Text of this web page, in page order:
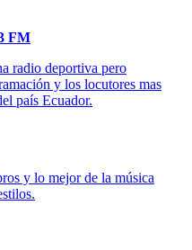
FM
radio deportiva pero
y los locutores mas
país Ecuador.
y lo mejor de la música